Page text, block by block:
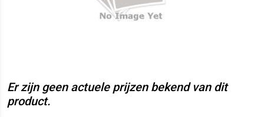
Er zijn geen actuele prijzen bekend van dit
product.